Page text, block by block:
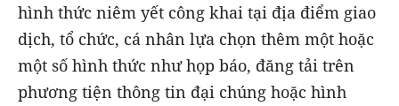
hình thức niêm yết công khai tại địa điểm giao
dịch, tổ chức, cá nhân lựa chọn thêm một hoặc
một số hình thức như họp báo, đăng tải trên
phương tiện thông tin đại chúng hoặc hình